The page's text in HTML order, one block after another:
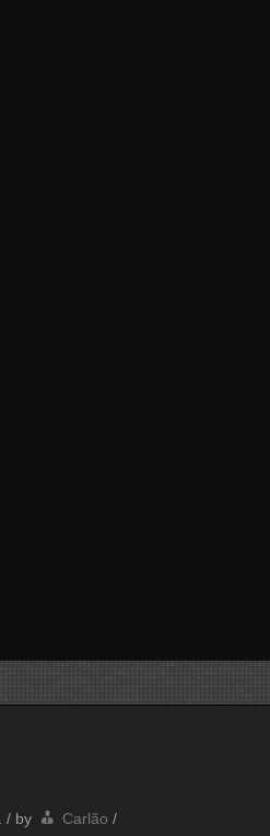
/ by Carlão /